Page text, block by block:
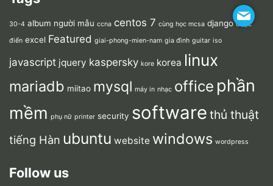
30-4 album người mẫu ccna centos 7 cùng học mcsa django dược
điển excel Featured giai-phong-mien-nam gia đình guitar iso
javascript jquery kaspersky kore korea linux
mariadb miitao mysql máy in nhạc office phần
mềm phụ nữ printer security software thủ thuật
tiếng Hàn ubuntu website windows wordpress
Follow us